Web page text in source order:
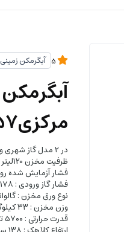
آبگرمکن
مرکزی۰۹۱۲۷۲۴۵۱۵۷ **
در ۲ مدل گاز شهری و گاز مایع
ظرفیت مخزن ۱20لیتر
فشار آزمایش شده روی
فشار گاز ورودی : ۱۷۸ ستون آب
نوع ورق مخزن : گالوانیزه ۳
وزن مخزن : ۳۳ کیلوگرم
قدرت حرارتی : ۵۷۰۰ تا ۸۵۰۰ کیلوکالری بر ساعت